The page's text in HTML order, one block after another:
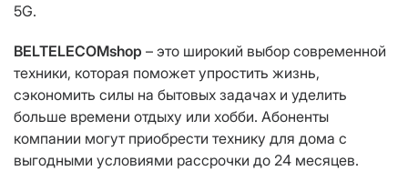
5G.
BELTELECOMshop – это широкий выбор современной
техники, которая поможет упростить жизнь,
сэкономить силы на бытовых задачах и уделить
больше времени отдыху или хобби. Абоненты
компании могут приобрести технику для дома с
выгодными условиями рассрочки до 24 месяцев.